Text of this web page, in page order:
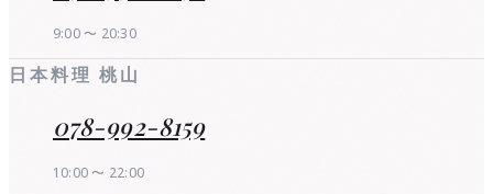
9:00 〜 20:30
日本料理 桃山
078-992-8159
10:00 〜 22:00